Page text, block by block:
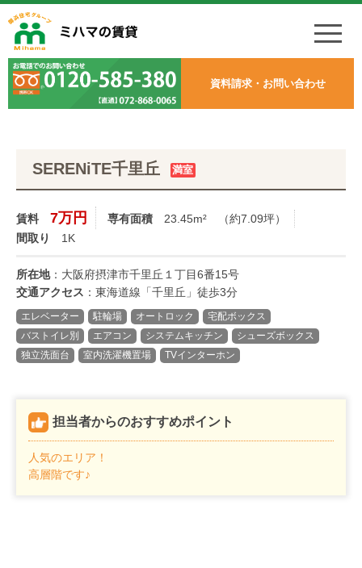
資料請求・お問い合わせ
SERENiTE千里丘 満室
賃料 7万円 専有面積 23.45m²
（約7.09坪）
間取り
1K
所在地：大阪府摂津市千里丘１丁目6番15号
交通アクセス ：東海道線「千里丘」徒歩3分
エレベーター 駐輪場 オートロック
宅配ボックス
バストイレ別
エアコン システムキッチン
シューズボックス
独立洗面台
室内洗濯機置場 TVインターホン
担当者からのおすすめポイント
人気のエリア！
高層階です♪